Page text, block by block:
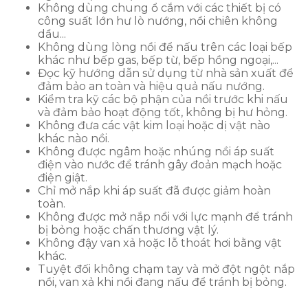
Không dùng chung ổ cắm với các thiết bị có
công suất lớn hư lò nướng, nồi chiên không
dầu...
Không dùng lòng nồi để nấu trên các loại bếp
khác như bếp gas, bếp từ, bếp hồng ngoại,...
Đọc kỹ hướng dẫn sử dụng từ nhà sản xuất để
đảm bảo an toàn và hiệu quả nấu nướng.
Kiểm tra kỹ các bộ phận của nồi trước khi nấu
và đảm bảo hoạt động tốt, không bị hư hỏng.
Không đưa các vật kim loại hoặc dị vật nào
khác nào nồi.
Không được ngâm hoặc nhúng nồi áp suất
điện vào nước để tránh gây đoản mạch hoặc
điện giật.
Chỉ mở nắp khi áp suất đã được giảm hoàn
toàn.
Không được mở nắp nồi với lực mạnh để tránh
bị bỏng hoặc chấn thương vật lý.
Không đậy van xả hoặc lỗ thoát hơi bằng vật
khác.
Tuyệt đối không chạm tay và mở đột ngột nắp
nồi, van xả khi nồi đang nấu để tránh bị bỏng.